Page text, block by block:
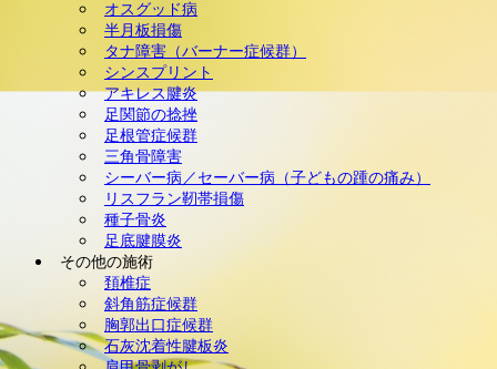
オスグッド病
半月板損傷
タナ障害（バーナー症候群）
シンスプリント
アキレス腱炎
足関節の捻挫
足根管症候群
三角骨障害
シーバー病／セーバー病（子どもの踵の痛み）
リスフラン靭帯損傷
種子骨炎
足底腱膜炎
その他の施術
頚椎症
斜角筋症候群
胸郭出口症候群
石灰沈着性腱板炎